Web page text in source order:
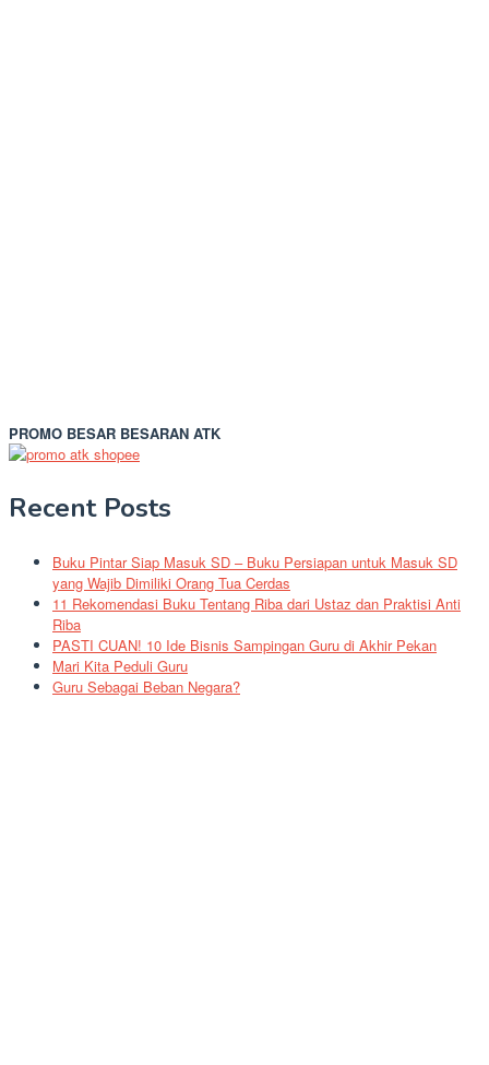
PROMO BESAR BESARAN ATK
Recent Posts
Buku Pintar Siap Masuk SD – Buku Persiapan untuk Masuk SD
yang Wajib Dimiliki Orang Tua Cerdas
11 Rekomendasi Buku Tentang Riba dari Ustaz dan Praktisi Anti
Riba
PASTI CUAN! 10 Ide Bisnis Sampingan Guru di Akhir Pekan
Mari Kita Peduli Guru
Guru Sebagai Beban Negara?